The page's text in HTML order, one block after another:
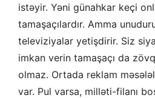
istəyir. Yəni günahkar keçi
tamaşaçılardır. Amma
televiziyalar yetişdirir. Siz
imkan verin tamaşaçı da
olmaz. Ortada reklam
var. Pul varsa, milləti-filanı